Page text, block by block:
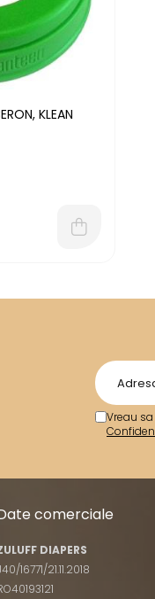
KLEAN
Vreau
comerciale
DIAPERS
16771/21.11.2018